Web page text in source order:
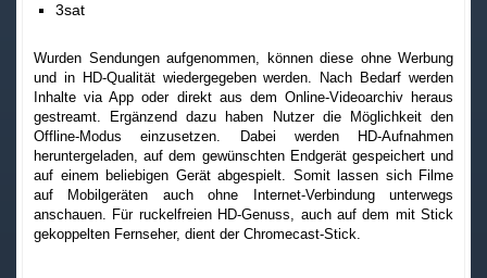
3sat
Wurden Sendungen aufgenommen, können diese ohne Werbung
und in HD-Qualität wiedergegeben werden. Nach Bedarf werden
Inhalte via App oder direkt aus dem Online-Videoarchiv heraus
gestreamt. Ergänzend dazu haben Nutzer die Möglichkeit den
Offline-Modus einzusetzen. Dabei werden HD-Aufnahmen
heruntergeladen, auf dem gewünschten Endgerät gespeichert und
auf einem beliebigen Gerät abgespielt. Somit lassen sich Filme
auf Mobilgeräten auch ohne Internet-Verbindung unterwegs
anschauen. Für ruckelfreien HD-Genuss, auch auf dem mit Stick
gekoppelten Fernseher, dient der Chromecast-Stick.